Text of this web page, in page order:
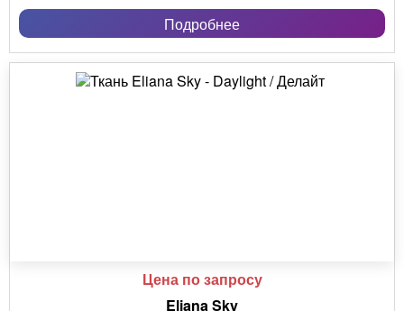
Подробнее
Цена по запросу
Eliana Sky